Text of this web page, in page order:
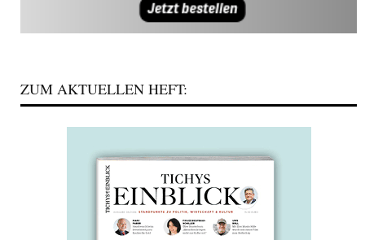
ZUM AKTUELLEN HEFT: